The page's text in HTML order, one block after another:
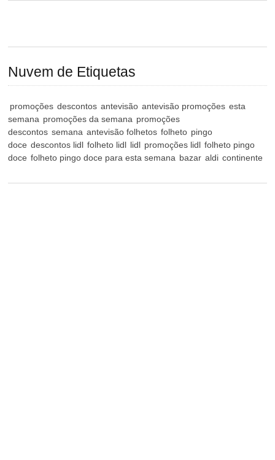
Nuvem de Etiquetas
promoções descontos antevisão antevisão promoções esta
semana promoções da semana promoções
descontos semana antevisão folhetos folheto pingo
doce descontos lidl folheto lidl lidl promoções lidl folheto pingo
doce folheto pingo doce para esta semana bazar aldi continente